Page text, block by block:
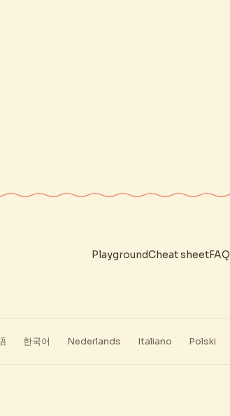
PlaygroundCheat sheetFAQ
한국어 Nederlands Italiano Polski